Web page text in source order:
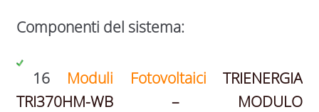
Componenti del sistema:
16 Moduli Fotovoltaici
TRIENERGIA
TRI370HM-WB – MODULO